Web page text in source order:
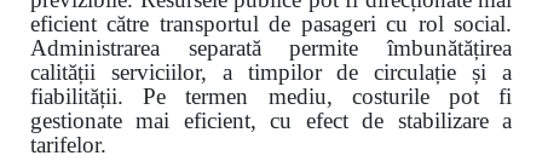
eficient către transportul de pasageri cu rol social.
Administrarea separată permite îmbunătățirea
calității serviciilor, a timpilor de circulație și a
fiabilității. Pe termen mediu, costurile pot fi
gestionate mai eficient, cu efect de stabilizare a
tarifelor.